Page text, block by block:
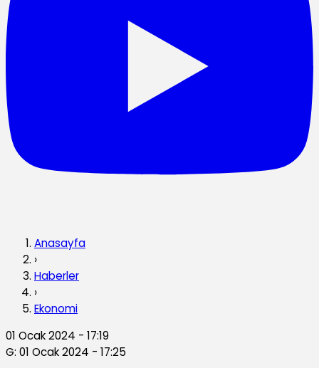
Anasayfa
›
Haberler
›
Ekonomi
01 Ocak 2024 - 17:19
G: 01 Ocak 2024 - 17:25